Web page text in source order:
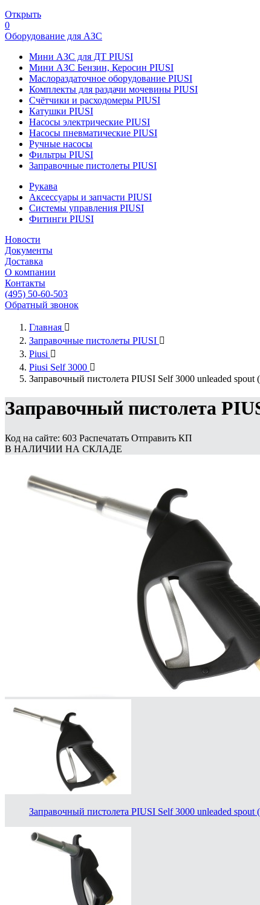
Открыть
0
Оборудование для АЗС
Мини АЗС для ДТ PIUSI
Мини АЗС Бензин, Керосин PIUSI
Маслораздаточное оборудование PIUSI
Комплекты для раздачи мочевины PIUSI
Счётчики и расходомеры PIUSI
Катушки PIUSI
Насосы электрические PIUSI
Насосы пневматические PIUSI
Ручные насосы
Фильтры PIUSI
Заправочные пистолеты PIUSI
Рукава
Аксессуары и запчасти PIUSI
Системы управления PIUSI
Фитинги PIUSI
Новости
Документы
Доставка
О компании
Контакты
(495) 50-60-503
Обратный звонок
Главная 
Заправочные пистолеты PIUSI 
Piusi 
Piusi Self 3000 
Заправочный пистолета PIUSI Self 3000 unleaded spout
Заправочный пистолета
Код на сайте: 603 Распечатать Отправить КП
В НАЛИЧИИ НА СКЛАДЕ
Заправочный пистолета PIUSI Self 3000 unleaded spout